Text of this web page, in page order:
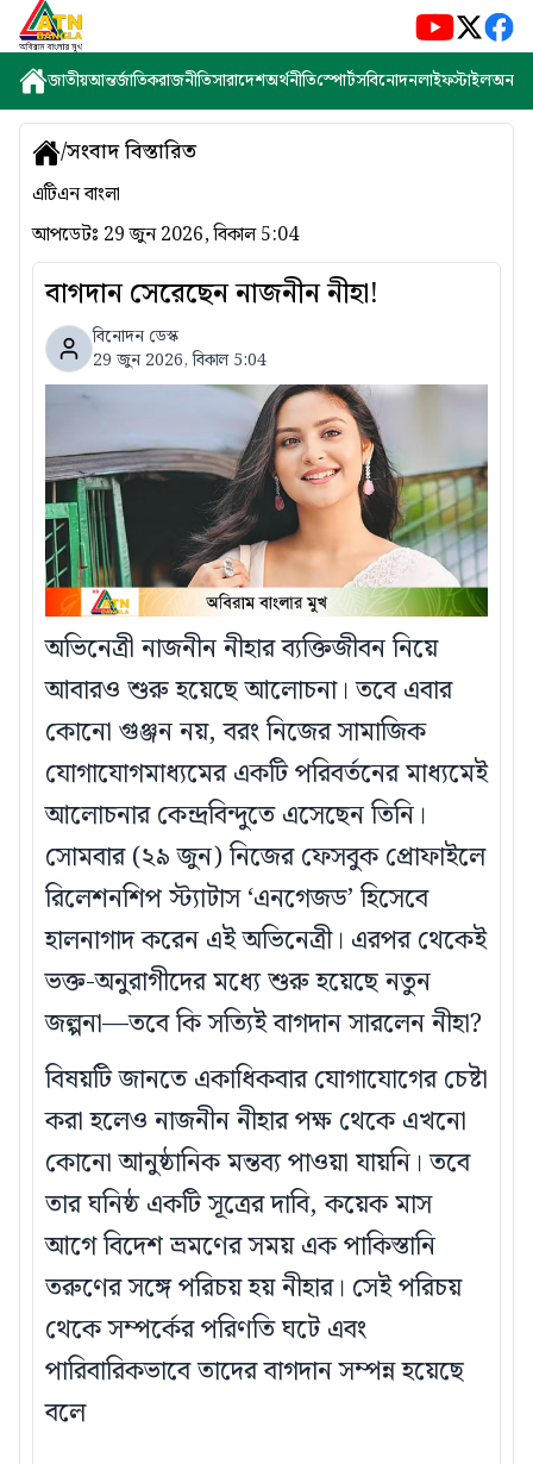
জাতীয়আন্তর্জাতিকরাজনীতিসারাদেশঅর্থনীতিস্পোর্টসবিনোদনলাইফস্টাইল
/সংবাদ বিস্তারিত
এটিএন বাংলা
আপডেটঃ 29 জুন 2026, বিকাল 5:04
বাগদান সেরেছেন নাজনীন নীহা!
বিনোদন ডেস্ক
29 জুন 2026, বিকাল 5:04
অভিনেত্রী নাজনীন নীহার ব্যক্তিজীবন নিয়ে
আবারও শুরু হয়েছে আলোচনা। তবে এবার
কোনো গুঞ্জন নয়, বরং নিজের সামাজিক
যোগাযোগমাধ্যমের একটি পরিবর্তনের মাধ্যমেই
আলোচনার কেন্দ্রবিন্দুতে এসেছেন তিনি।
সোমবার (২৯ জুন) নিজের ফেসবুক প্রোফাইলে
রিলেশনশিপ স্ট্যাটাস ‘এনগেজড’ হিসেবে
হালনাগাদ করেন এই অভিনেত্রী। এরপর থেকেই
ভক্ত-অনুরাগীদের মধ্যে শুরু হয়েছে নতুন
জল্পনা—তবে কি সত্যিই বাগদান সারলেন নীহা?
বিষয়টি জানতে একাধিকবার যোগাযোগের চেষ্টা
করা হলেও নাজনীন নীহার পক্ষ থেকে এখনো
কোনো আনুষ্ঠানিক মন্তব্য পাওয়া যায়নি। তবে
তার ঘনিষ্ঠ একটি সূত্রের দাবি, কয়েক মাস
আগে বিদেশ ভ্রমণের সময় এক পাকিস্তানি
তরুণের সঙ্গে পরিচয় হয় নীহার। সেই পরিচয়
থেকে সম্পর্কের পরিণতি ঘটে এবং
পারিবারিকভাবে তাদের বাগদান সম্পন্ন হয়েছে
বলে